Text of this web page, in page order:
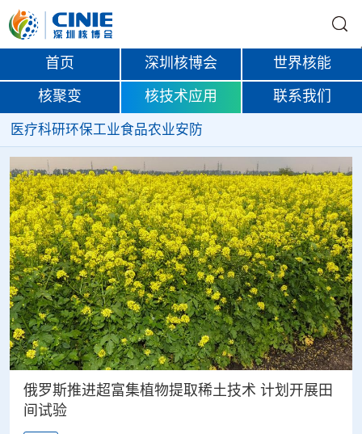
首页 深圳核博会 世界核能
核聚变 核技术应用 联系我们
医疗科研环保工业食品农业安防
俄罗斯推进超富集植物提取稀土技术 计划开展田
间试验